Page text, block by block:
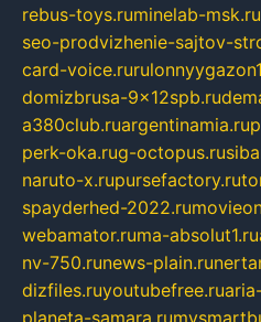
rebus-toys.ruminelab-msk.ru
seo-prodvizhenie-sajtov-
card-voice.ru
domizbrusa-9x12spb.ru
a380club.ruargentinamia.ru
perk-oka.rug-octopus.ru
naruto-x.rupursefactory.ru
spayderhed-2022.ru
webamator.ruma-absolut1.ru
nv-750.runews-plain.ru
dizfiles.ruyoutubefree.ru